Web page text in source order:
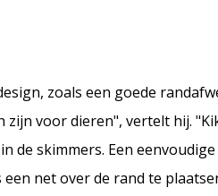
zoals een goede
voor dieren", vertelt hij.
skimmers. Een
net over de rand te